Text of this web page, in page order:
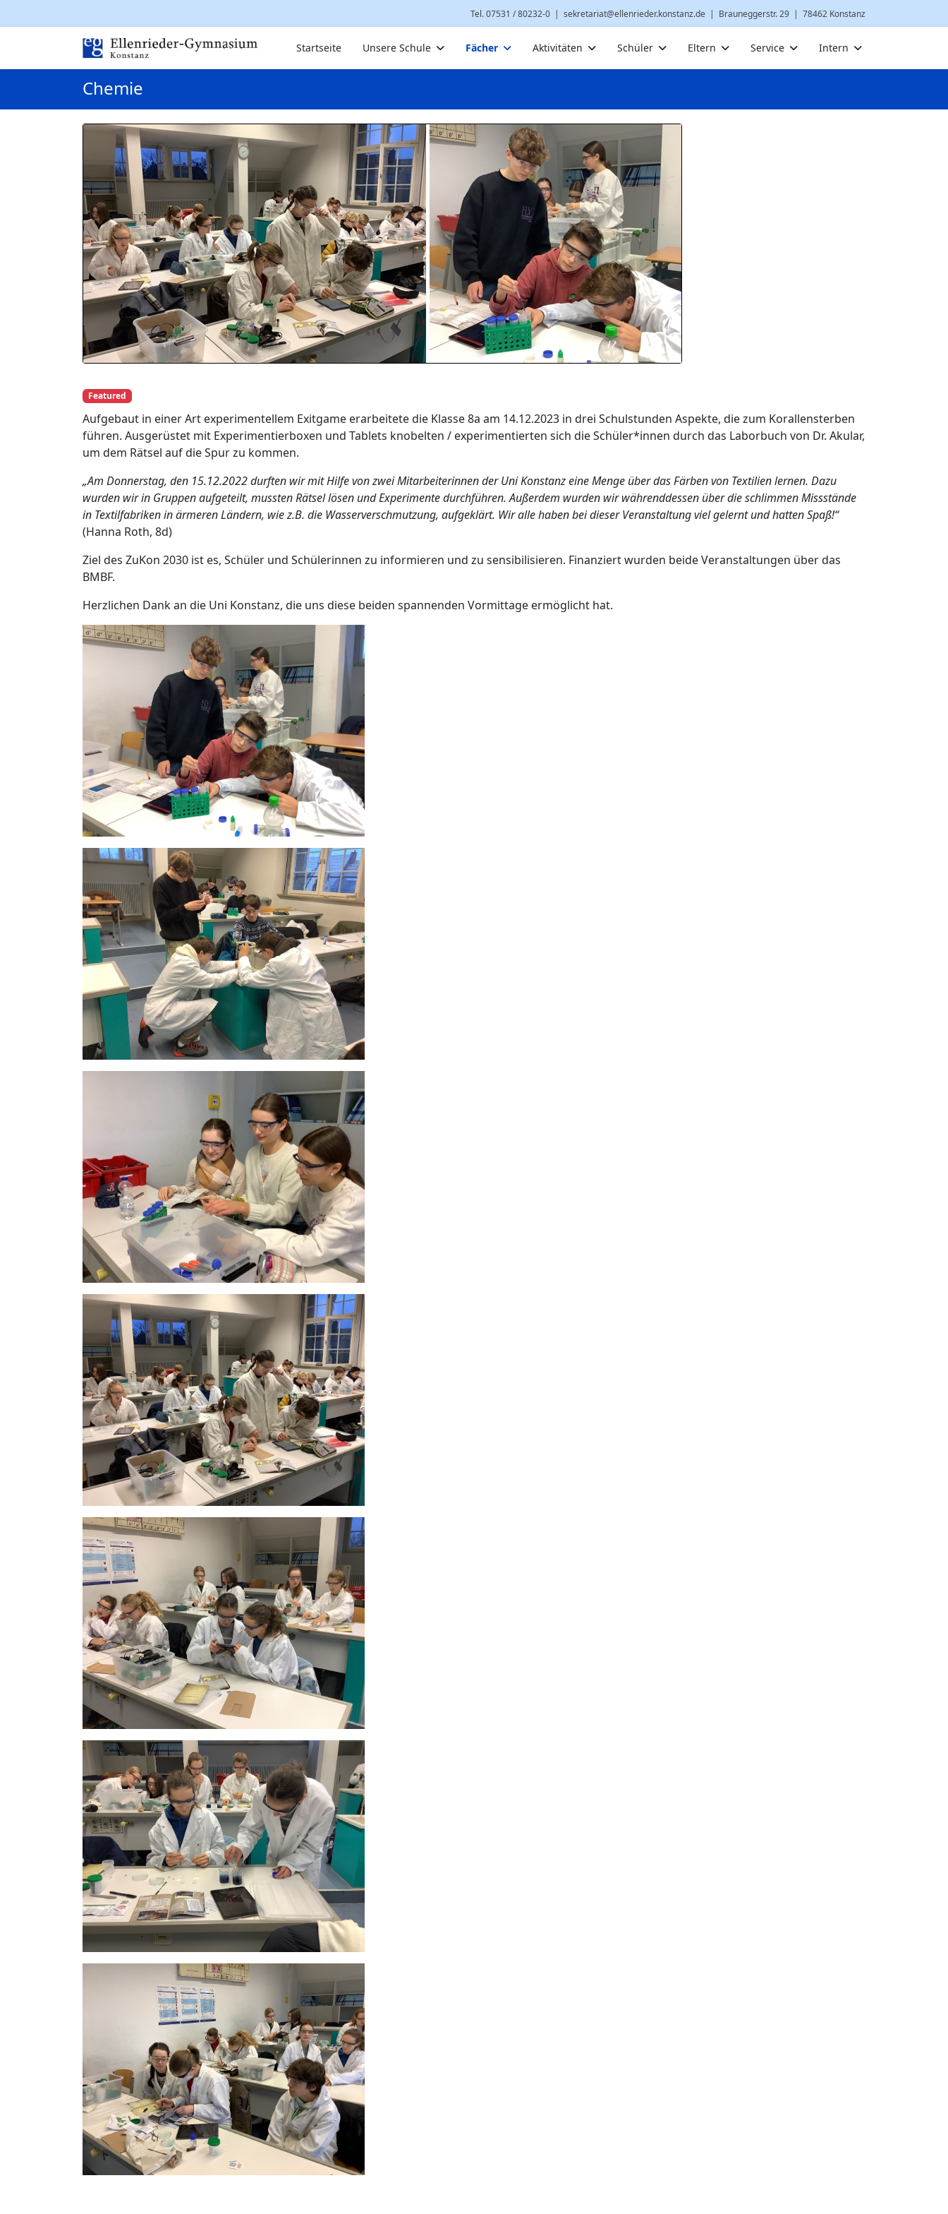
Tel. 07531 / 80232-0 | sekretariat@ellenrieder.konstanz.de | Brauneggerstr. 29 | 78462 Konstanz
Startseite Unsere Schule Fächer Aktivitäten Schüler Eltern Service Intern
Chemie
Featured
Aufgebaut in einer Art experimentellem Exitgame erarbeitete die Klasse 8a am 14.12.2023 in drei Schulstunden Aspekte, die zum Korallensterben
führen. Ausgerüstet mit Experimentierboxen und Tablets knobelten / experimentierten sich die Schüler*innen durch das Laborbuch von Dr. Akular,
um dem Rätsel auf die Spur zu kommen.
„Am Donnerstag, den 15.12.2022 durften wir mit Hilfe von zwei Mitarbeiterinnen der Uni Konstanz eine Menge über das Färben von Textilien lernen. Dazu
wurden wir in Gruppen aufgeteilt, mussten Rätsel lösen und Experimente durchführen. Außerdem wurden wir währenddessen über die schlimmen Missstände
in Textilfabriken in ärmeren Ländern, wie z.B. die Wasserverschmutzung, aufgeklärt. Wir alle haben bei dieser Veranstaltung viel gelernt und hatten Spaß!“
(Hanna Roth, 8d)
Ziel des ZuKon 2030 ist es, Schüler und Schülerinnen zu informieren und zu sensibilisieren. Finanziert wurden beide Veranstaltungen über das
BMBF.
Herzlichen Dank an die Uni Konstanz, die uns diese beiden spannenden Vormittage ermöglicht hat.